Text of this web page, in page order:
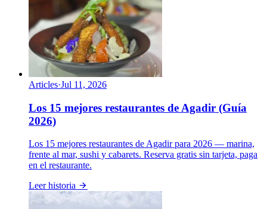
Articles·Jul 11, 2026
Los 15 mejores restaurantes de Agadir (Guía
2026)
Los 15 mejores restaurantes de Agadir para 2026 — marina,
frente al mar, sushi y cabarets. Reserva gratis sin tarjeta, paga
en el restaurante.
Leer historia